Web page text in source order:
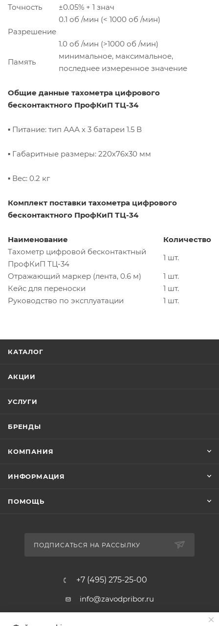
Точность
±0.05% + 1 знач
Разрешение
0.1 об /мин (< 1000 об /мин)
1.0 об /мин (>1000 об /мин)
Память
минимальное, максимальное,
последнее измеренное значение
Общие данные тахометра цифрового
бесконтактного ПрофКиП ТЦ-34
▪ Питание: тип ААА х 3 батареи 1.5 В
▪ Габаритные размеры: 220х76х30 мм
▪ Вес: 0.2 кг
Комплект поставки тахометра цифрового
бесконтактного ПрофКиП ТЦ-34
Наименование
Количество
Тахометр цифровой бесконтактный
ПрофКиП ТЦ-34
1 шт.
Отражающий маркер (лента, 0.6 м)
1 шт.
Кейс для переноски
1 шт.
Руководство по эксплуатации
1 шт.
КАТАЛОГ
АКЦИИ
УСЛУГИ
БРЕНДЫ
КОМПАНИЯ
ИНФОРМАЦИЯ
ПОМОЩЬ
ПОДПИСАТЬСЯ НА РАССЫЛКУ
+7 (495) 275-25-00
info@zavodpribor.ru